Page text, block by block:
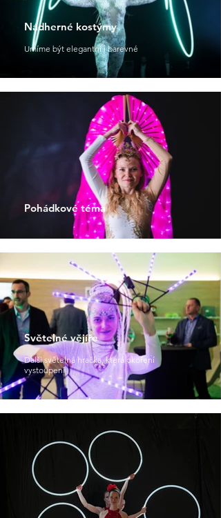
Nádherné kostýmy
Umíme být elegantní i barevné
Pohádkové téma
Světelné vějíře
Další světelná hračka, která okoření
vystoupení